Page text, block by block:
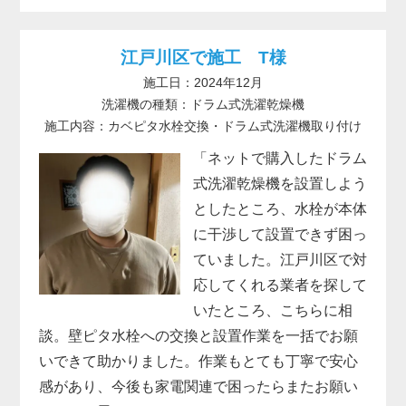
江戸川区で施工 T様
施工日：2024年12月
洗濯機の種類：ドラム式洗濯乾燥機
施工内容：カベピタ水栓交換・ドラム式洗濯機取り付け
「ネットで購入したドラム
式洗濯乾燥機を設置しよう
としたところ、水栓が本体
に干渉して設置できず困っ
ていました。江戸川区で対
応してくれる業者を探して
いたところ、こちらに相
談。壁ピタ水栓への交換と設置作業を一括でお願
いできて助かりました。作業もとても丁寧で安心
感があり、今後も家電関連で困ったらまたお願い